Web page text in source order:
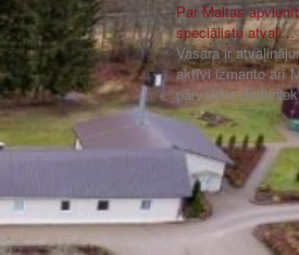
Par Maltas
speciālistu atvaļi...
Vasara ir
aktīvi izmanto arī
pārvaldes